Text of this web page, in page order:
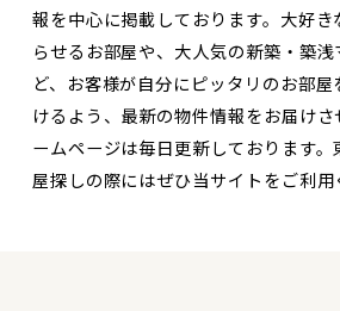
報を中心に掲載しております。大好
らせるお部屋や、大人気の新築・築
ど、お客様が自分にピッタリのお部
けるよう、最新の物件情報をお届け
ームページは毎日更新しております
屋探しの際にはぜひ当サイトをご利用